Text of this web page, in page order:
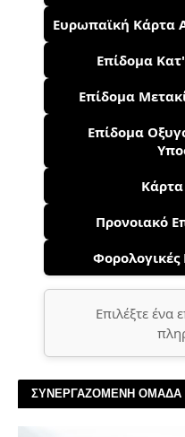
Ευρωπαϊκή Κάρτα
Επίδομα
Επίδομα
Επίδομα
Προνοιακό
Επιλέξτε ένα
ΣΥΝΕΡΓΑΖΟΜΕΝΗ ΟΜΑΔΑ